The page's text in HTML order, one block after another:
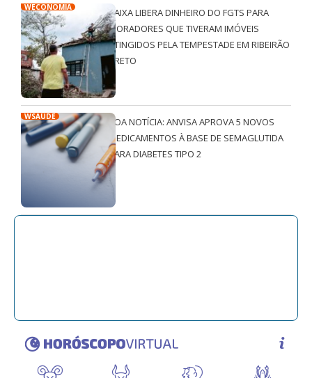
WECONOMIA
CAIXA LIBERA DINHEIRO DO FGTS PARA
MORADORES QUE TIVERAM IMÓVEIS
ATINGIDOS PELA TEMPESTADE EM RIBEIRÃO
PRETO
WSAÚDE
BOA NOTÍCIA: ANVISA APROVA 5 NOVOS
MEDICAMENTOS À BASE DE SEMAGLUTIDA
PARA DIABETES TIPO 2